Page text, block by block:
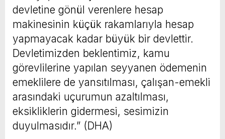
devletine gönül verenlere hesap
makinesinin küçük rakamlarıyla hesap
yapmayacak kadar büyük bir devlettir.
Devletimizden beklentimiz, kamu
görevlilerine yapılan seyyanen ödemenin
emeklilere de yansıtılması, çalışan-emekli
arasındaki uçurumun azaltılması,
eksikliklerin gidermesi, sesimizin
duyulmasıdır.” (DHA)